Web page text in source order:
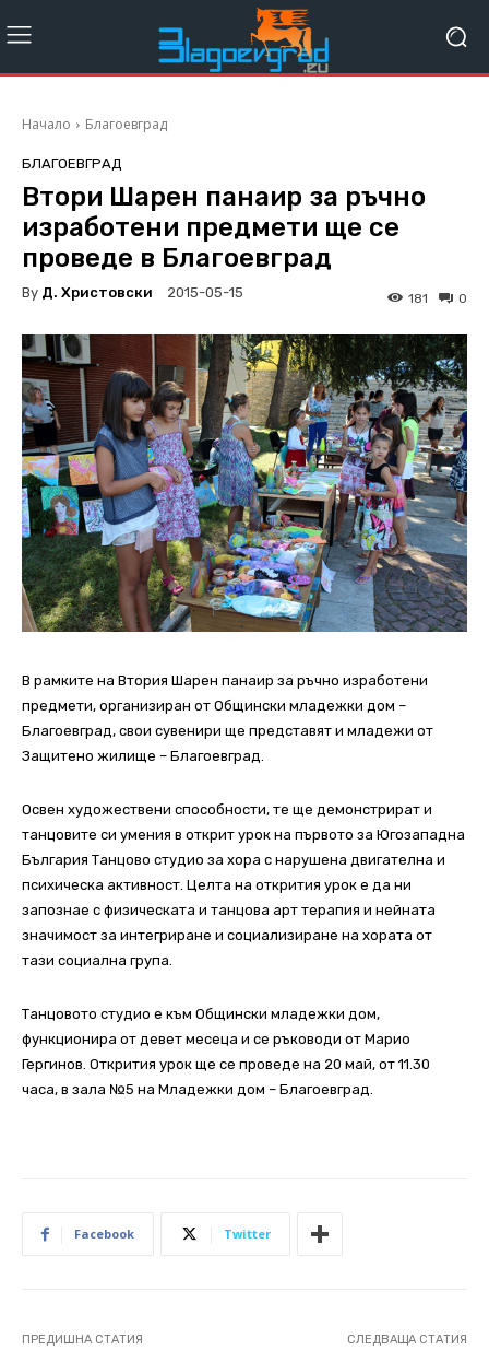
Начало Благоевград
БЛАГОЕВГРАД
Втори Шарен панаир за ръчно
изработени предмети ще се
проведе в Благоевград
By Д. Христовски 2015-05-15 0
181
В рамките на Втория Шарен панаир за ръчно изработени
предмети, организиран от Общински младежки дом –
Благоевград, свои сувенири ще представят и младежи от
Защитено жилище – Благоевград.
Освен художествени способности, те ще демонстрират и
танцовите си умения в открит урок на първото за Югозападна
България Танцово студио за хора с нарушена двигателна и
психическа активност. Целта на открития урок е да ни
запознае с физическата и танцова арт терапия и нейната
значимост за интегриране и социализиране на хората от
тази социална група.
Танцовото студио е към Общински младежки дом,
функционира от девет месеца и се ръководи от Марио
Гергинов. Открития урок ще се проведе на 20 май, от 11.30
часа, в зала №5 на Младежки дом – Благоевград.
Facebook Twitter
ПРЕДИШНА СТАТИЯ СЛЕДВАЩА СТАТИЯ